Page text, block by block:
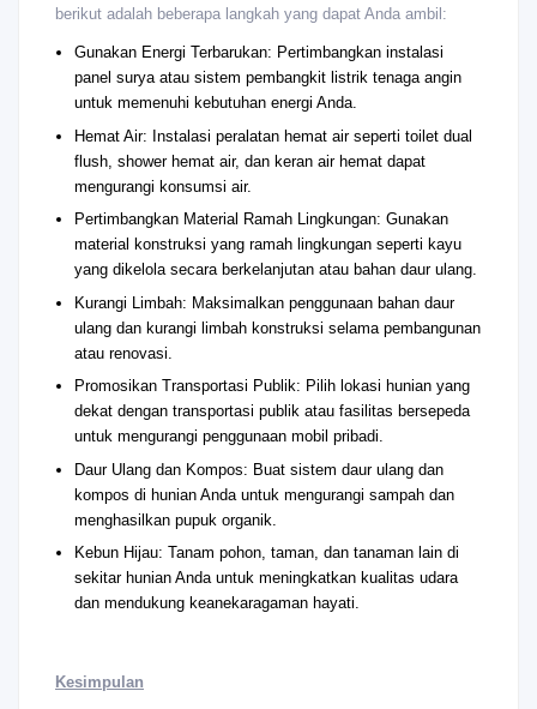
berikut adalah beberapa langkah yang dapat Anda ambil:
Gunakan Energi Terbarukan: Pertimbangkan instalasi
panel surya atau sistem pembangkit listrik tenaga angin
untuk memenuhi kebutuhan energi Anda.
Hemat Air: Instalasi peralatan hemat air seperti toilet dual
flush, shower hemat air, dan keran air hemat dapat
mengurangi konsumsi air.
Pertimbangkan Material Ramah Lingkungan: Gunakan
material konstruksi yang ramah lingkungan seperti kayu
yang dikelola secara berkelanjutan atau bahan daur ulang.
Kurangi Limbah: Maksimalkan penggunaan bahan daur
ulang dan kurangi limbah konstruksi selama pembangunan
atau renovasi.
Promosikan Transportasi Publik: Pilih lokasi hunian yang
dekat dengan transportasi publik atau fasilitas bersepeda
untuk mengurangi penggunaan mobil pribadi.
Daur Ulang dan Kompos: Buat sistem daur ulang dan
kompos di hunian Anda untuk mengurangi sampah dan
menghasilkan pupuk organik.
Kebun Hijau: Tanam pohon, taman, dan tanaman lain di
sekitar hunian Anda untuk meningkatkan kualitas udara
dan mendukung keanekaragaman hayati.
Kesimpulan